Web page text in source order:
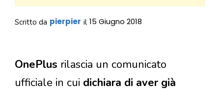
Scritto da pierpier il 15 Giugno 2018
OnePlus rilascia un comunicato
ufficiale in cui dichiara di aver già